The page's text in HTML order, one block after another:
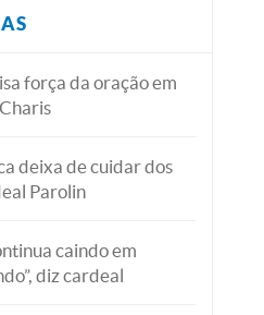
força da oração em
deixa de cuidar dos
Parolin
caindo em
diz cardeal